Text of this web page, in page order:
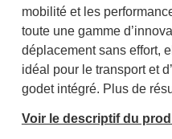
mobilité et les
toute une gamme
déplacement sans effort,
idéal pour le transport et
godet intégré. Plus de
Voir le descriptif du